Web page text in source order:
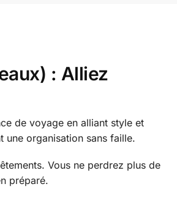
: Alliez
de voyage en alliant style et
une organisation sans faille.
Vous ne perdrez plus de
préparé.